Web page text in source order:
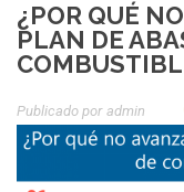
¿POR QUÉ
PLAN DE
Publicado por Admin